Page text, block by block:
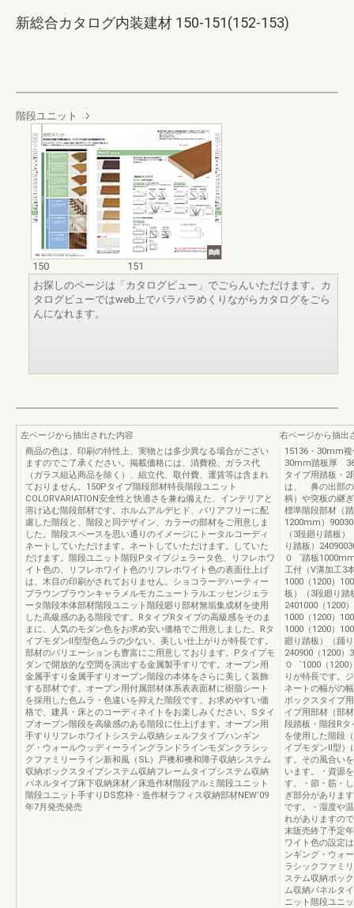
新総合カタログ内装建材 150-151(152-153)
階段ユニット
150
151
お探しのページは「カタログビュー」でごらんいただけます。カ
タログビューではweb上でパラパラめくりながらカタログをごら
んになれます。
左ページから抽出された内容
商品の色は、印刷の特性上、実物とは多少異なる場合がござい
ますのでご了承ください。掲載価格には、消費税、ガラス代
（ガラス組込商品を除く）、組立代、取付費、運賃等は含まれ
ておりません。150Pタイプ階段部材特長階段ユニット
COLORVARIATION安全性と快適さを兼ね備えた、インテリアと
溶け込む階段部材です。ホルムアルデヒド、バリアフリーに配
慮した階段と、階段と同デザイン、カラーの部材をご用意しま
した。階段スペースを思い通りのイメージにトータルコーディ
ネートしていただけます。ネートしていただけます。していた
だけます。階段ユニット階段Pタイプジェラータ色、リフレホワ
イト色の、リフレホワイト色のリフレホワイト色の表面仕上げ
は、木目の印刷がされておりません。ショコラーデハーティー
ブラウンブラウンキャラメルモカニュートラルエッセンジェラ
ータ階段本体部材階段ユニット階段廻り部材無垢集成材を使用
した高級感のある階段です。RタイプRタイプの高級感をそのま
まに、人気のモダン色をお求め安い価格でご用意しました。Rタ
イプモダンⅡ型型色ムラの少ない、美しい仕上がりが特長です。
部材のバリエーションも豊富にご用意しております。Pタイプモ
ダンで開放的な空間を演出する金属製手すりです。オープン用
金属手すり金属手すりオープン階段の本体をさらに美しく装飾
する部材です。オープン用付属部材体系表表面材に樹脂シート
を採用した色ムラ・色違いを抑えた階段です。お求めやすい価
格で、建具・床とのコーディネイトをお楽しみください。Sタイ
プオープン階段を高級感のある階段に仕上げます。オープン用
手すりリフレホワイトシステム収納シェルフタイプハンギン
グ・ウォールウッディーライングランドラインモダンクラシッ
クファミリーライン新和風（SL）戸襖和襖和障子収納システム
収納ボックスタイプシステム収納フレームタイプシステム収納
パネルタイプ床下収納床材／床造作材階段アルミ階段ユニット
階段ユニット手すりDS窓枠・造作材ラフィス収納部材NEW’09
年7月発売発売
右ページから抽出
15136・30mm
30mm踏板厚
タイプ用踏板・
は、 鼻の出部の
柄）や突板の継
標準階段部材（
1200mm）
（3段廻り踏板
り踏板）
０゜踏板
工付（V溝加工3
1000（1200）
板）（3段廻り踏
2401000（1200
1000（1200）
1000（1200）
廻り踏板）（踊
240900（1200）
０゜1000（1200
りが特長です。
ネートの幅がの
ボックスタイプ
イプ用部材（部
段踏板・階段R
を使用した階段
イプモダンⅡ型）
す。その風合い
います。・資源
す。・節・筋・
ぎ部分がありま
です。・湿度や
れがありますの
末販売終了予定
ワイト色の設定
ンギング・ウォ
ラシックファミ
ステム収納ボッ
ム収納パネルタ
ニット階段ユニ